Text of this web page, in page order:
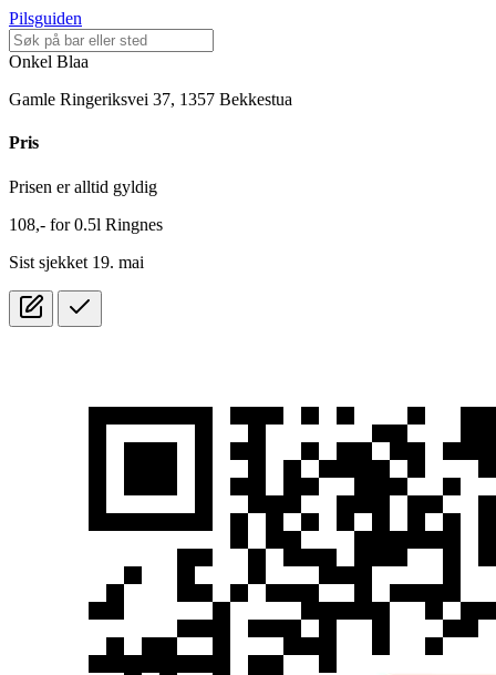
Pilsguiden
Onkel Blaa
Gamle Ringeriksvei 37, 1357 Bekkestua
Pris
Prisen er alltid gyldig
108,- for0.5l Ringnes
Sist sjekket 19. mai